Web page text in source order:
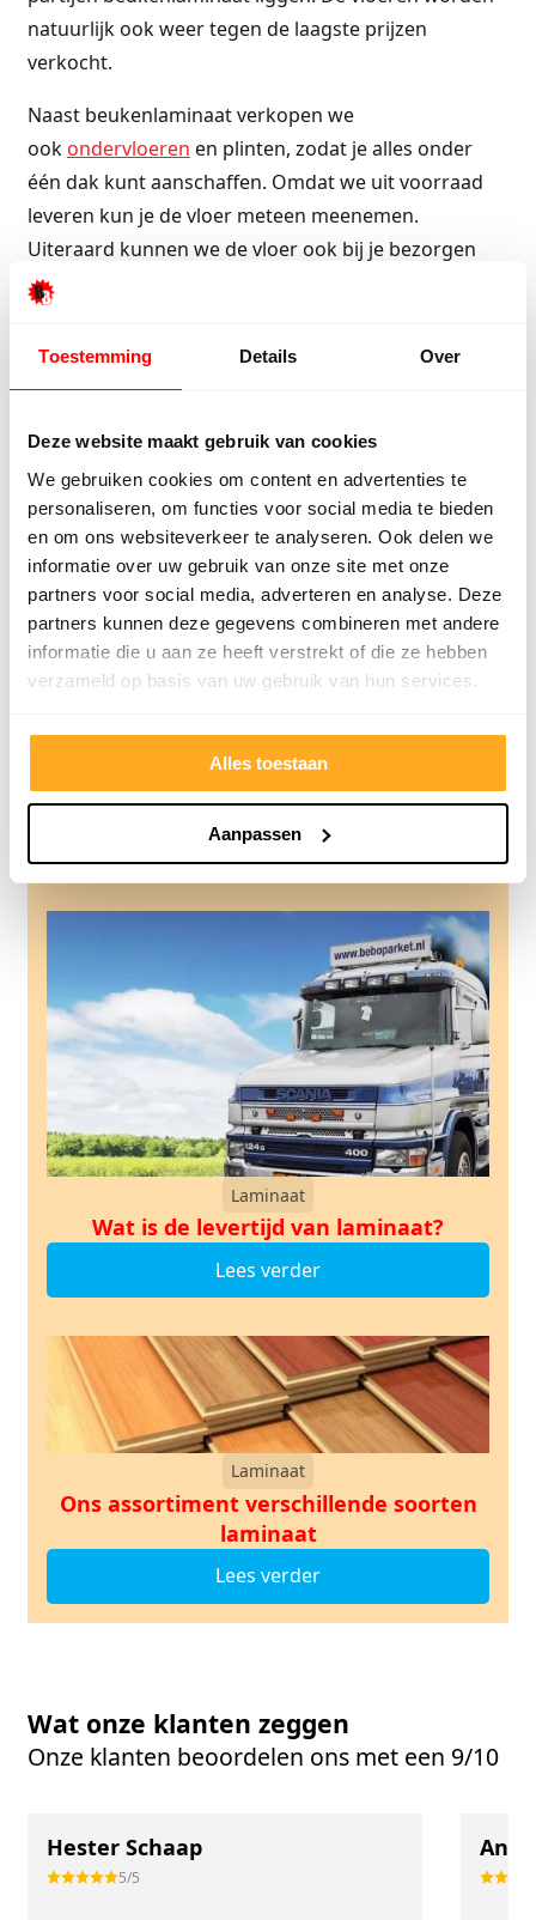
Toestemming Details Over
Deze website maakt gebruik van cookies
We gebruiken cookies om content en advertenties te
personaliseren, om functies voor social media te bieden
en om ons websiteverkeer te analyseren. Ook delen we
informatie over uw gebruik van onze site met onze
partners voor social media, adverteren en analyse. Deze
partners kunnen deze gegevens combineren met andere
informatie die u aan ze heeft verstrekt of die ze hebben
verzameld op basis van uw gebruik van hun services.
Alles toestaan
Aanpassen
natuurlijk ook weer tegen de laagste prijzen
verkocht.
Naast beukenlaminaat verkopen we
ook ondervloeren en plinten, zodat je alles onder
één dak kunt aanschaffen. Omdat we uit voorraad
leveren kun je de vloer meteen meenemen.
Uiteraard kunnen we de vloer ook bij je bezorgen
en/of leggen.
750238 of mailen
info@beboparket.nl
Gerelateerde blogs
Laminaat
Wat is laminaat?
Lees verder
Laminaat
Wat is de levertijd van laminaat?
Lees verder
Laminaat
Ons assortiment verschillende soorten
laminaat
Lees verder
Wat onze klanten zeggen
Onze klanten beoordelen ons met een 9/10
Hester Schaap
5/5